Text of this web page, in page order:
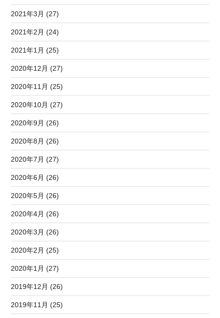
2021年3月 (27)
2021年2月 (24)
2021年1月 (25)
2020年12月 (27)
2020年11月 (25)
2020年10月 (27)
2020年9月 (26)
2020年8月 (26)
2020年7月 (27)
2020年6月 (26)
2020年5月 (26)
2020年4月 (26)
2020年3月 (26)
2020年2月 (25)
2020年1月 (27)
2019年12月 (26)
2019年11月 (25)